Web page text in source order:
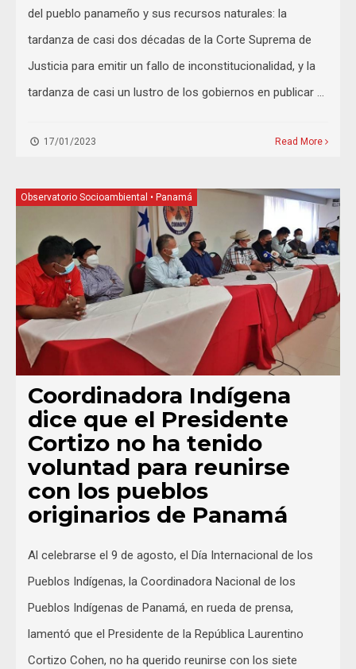
del pueblo panameño y sus recursos naturales: la
tardanza de casi dos décadas de la Corte Suprema de
Justicia para emitir un fallo de inconstitucionalidad, y la
tardanza de casi un lustro de los gobiernos en publicar …
17/01/2023 Read More
Observatorio Socioambiental • Panamá
Coordinadora Indígena
dice que el Presidente
Cortizo no ha tenido
voluntad para reunirse
con los pueblos
originarios de Panamá
Al celebrarse el 9 de agosto, el Día Internacional de los
Pueblos Indígenas, la Coordinadora Nacional de los
Pueblos Indígenas de Panamá, en rueda de prensa,
lamentó que el Presidente de la República Laurentino
Cortizo Cohen, no ha querido reunirse con los siete